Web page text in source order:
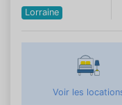
Lorraine
Voir les